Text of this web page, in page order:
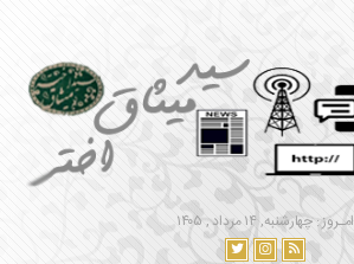
امـروز : چهارشنبه, ۱۴ مرداد , ۱۴۰۵